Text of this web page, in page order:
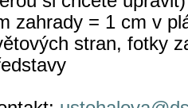
zahrady = 1 cm v
stran, fotky